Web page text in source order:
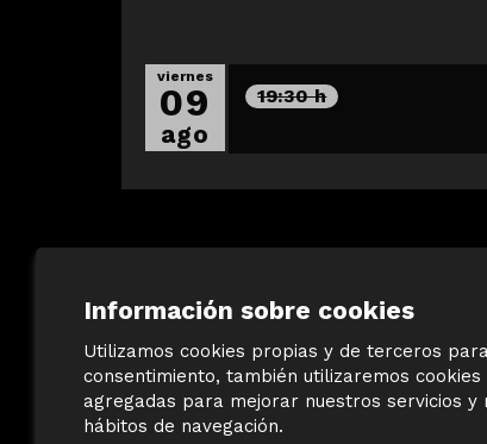
viernes
09
ago
19:30 h
©Terracotta Museu
Sis d’octubre, 99 | La Bisbal d’Empordà
Información sobre cookies
Utilizamos cookies propias y de terceros
consentimiento, también utilizaremos
agregadas para mejorar nuestros servicios
hábitos de navegación.